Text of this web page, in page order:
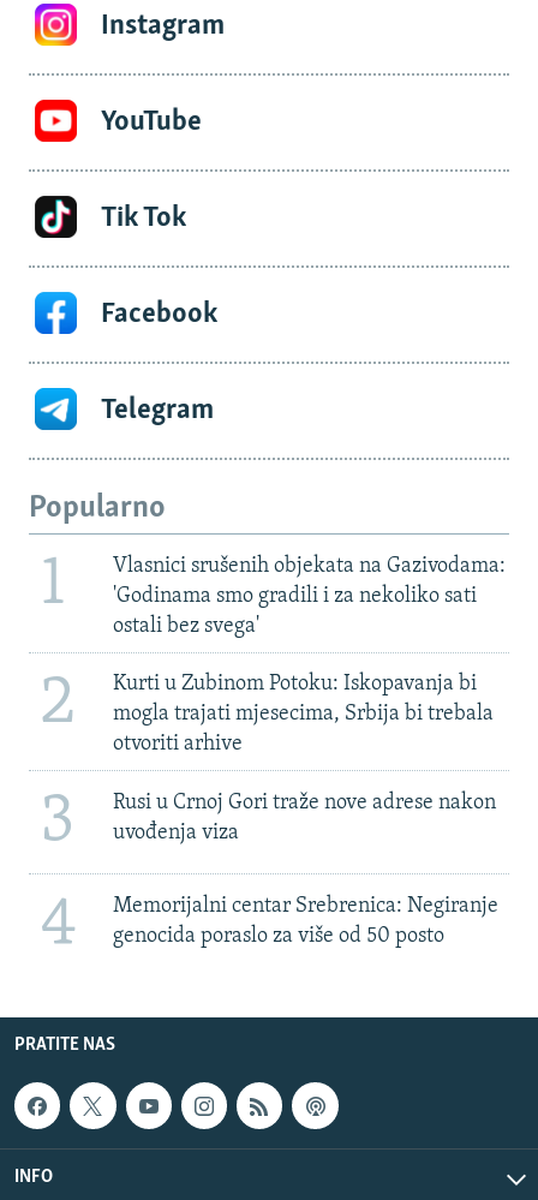
Instagram
YouTube
Tik Tok
Facebook
Telegram
Popularno
1
Vlasnici srušenih objekata na Gazivodama:
'Godinama smo gradili i za nekoliko sati
ostali bez svega'
2
Kurti u Zubinom Potoku: Iskopavanja bi
mogla trajati mjesecima, Srbija bi trebala
otvoriti arhive
3
Rusi u Crnoj Gori traže nove adrese nakon
uvođenja viza
4
Memorijalni centar Srebrenica: Negiranje
genocida poraslo za više od 50 posto
PRATITE NAS
INFO